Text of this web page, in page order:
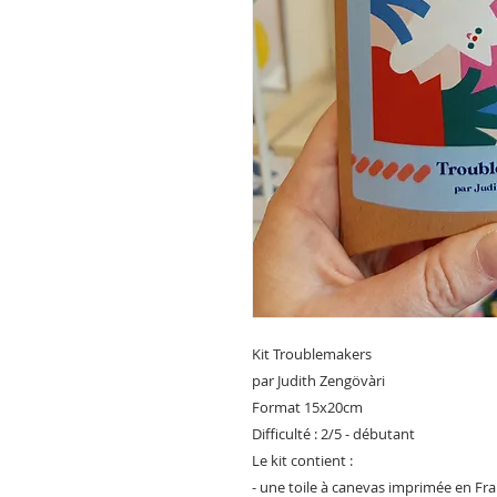
Kit Troublemakers
par Judith Zengövàri
Format 15x20cm
Difficulté : 2/5 - débutant
Le kit contient :
- une toile à canevas imprimée en